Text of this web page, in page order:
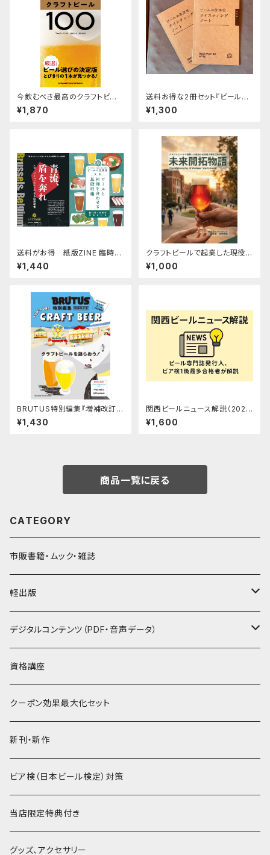
今飲むべき最高のクラフトビー
ル100
¥1,870
送料お得な2冊セット『ビールの
放課後テイスティングノート ク
ラフトビールペーパー版』
¥1,300
送料がお得 紙版ZINE 臨時増
刊号「青流、盾を奔れ ルポ ブ
リュッセルでの犯罪被害」と『増
¥1,440
クラフトビールで起業した現役の
北海道大学院生の2年間！ 未来
開拓物語
¥1,000
BRUTUS特別編集『増補改訂版
クラフトビールを語らおう！』
¥1,430
関西ビールニュース解説（2025
年9月28日実施）
¥1,600
商品一覧に戻る
CATEGORY
市販書籍・ムック・雑誌
軽出版
セット
デジタルコンテンツ（PDF・音声データ）
PDF
音声データ
PDF＋音声データ
資格講座
クーポン効果最大化セット
新刊・新作
ビア検（日本ビール検定）対策
当店限定特典付き
グッズ、アクセサリー